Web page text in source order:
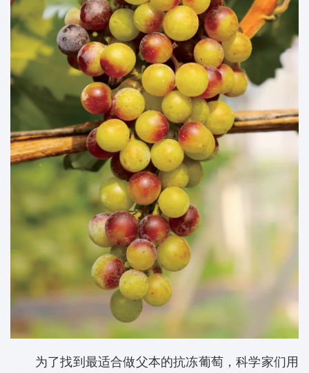
为了找到最适合做父本的抗冻葡萄，科学家们用